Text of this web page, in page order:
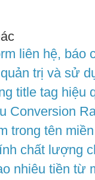
liên hệ, báo
trị và sử
title tag hiệu
Conversion
trong tên
chất lượng
nhiêu tiền từ